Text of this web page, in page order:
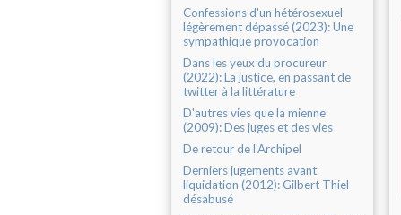
Confessions d'un hétérosexuel
légèrement dépassé (2023): Une
sympathique provocation
Dans les yeux du procureur
(2022): La justice, en passant de
twitter à la littérature
D'autres vies que la mienne
(2009): Des juges et des vies
De retour de l'Archipel
Derniers jugements avant
liquidation (2012): Gilbert Thiel
désabusé